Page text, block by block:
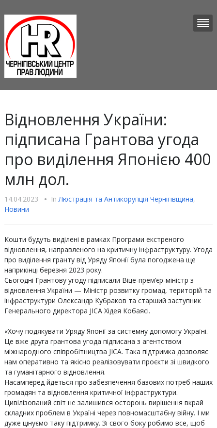
Відновлення України:
підписана Грантова угода
про виділення Японією 400
млн дол.
14.04.2023 • InЛюстрацiя та Антикорупцiя Чернігівщина,
Новини
Кошти будуть виділені в рамках Програми екстреного
відновлення, направленого на критичну інфраструктуру. Угода
про виділення гранту від Уряду Японії була погоджена ще
наприкінці березня 2023 року.
Сьогодні Грантову угоду підписали Віце-прем’єр-міністр з
відновлення України — Міністр розвитку громад, територій та
інфраструктури Олександр Кубраков та старший заступник
Генерального директора JICA Хідея Кобаясі.
«Хочу подякувати Уряду Японії за системну допомогу Україні.
Це вже друга грантова угода підписана з агентством
міжнародного співробітництва JICA. Така підтримка дозволяє
нам оперативно та якісно реалізовувати проєкти зі швидкого
та гуманітарного відновлення.
Насамперед йдеться про забезпечення базових потреб наших
громадян та відновлення критичної інфраструктури.
Цивілізований світ не залишився осторонь вирішення вкрай
складних проблем в Україні через повномасштабну війну. І ми
дуже цінуємо таку підтримку. Зі свого боку робимо все, щоб